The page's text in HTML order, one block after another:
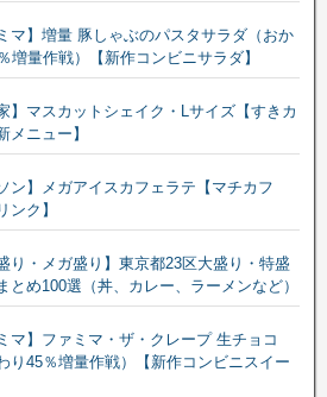
マ】増量 豚しゃぶのパスタサラダ（おか
増量作戦）【新作コンビニサラダ】
】マスカットシェイク・Lサイズ【すきカ
メニュー】
ン】メガアイスカフェラテ【マチカフ
ンク】
り・メガ盛り】東京都23区大盛り・特盛
とめ100選（丼、カレー、ラーメンなど）
マ】ファミマ・ザ・クレープ 生チョコ
り45％増量作戦）【新作コンビニスイー